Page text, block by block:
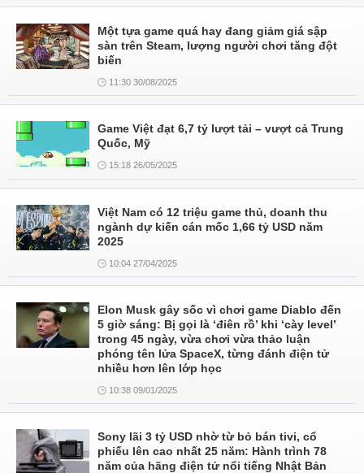
Một tựa game quá hay đang giảm giá sập
sàn trên Steam, lượng người chơi tăng đột
biến
11:30 30/08/2025
Game Việt đạt 6,7 tỷ lượt tải – vượt cả Trung
Quốc, Mỹ
15:18 26/05/2025
Việt Nam có 12 triệu game thủ, doanh thu
ngành dự kiến cán mốc 1,66 tỷ USD năm
2025
10:04 27/04/2025
Elon Musk gây sốc vì chơi game Diablo đến
5 giờ sáng: Bị gọi là ‘điên rồ’ khi ‘cày level’
trong 45 ngày, vừa chơi vừa thảo luận
phóng tên lửa SpaceX, từng đánh điện tử
nhiều hơn lên lớp học
10:38 09/01/2025
Sony lãi 3 tỷ USD nhờ từ bỏ bán tivi, cổ
phiếu lên cao nhất 25 năm: Hành trình 78
năm của hãng điện tử nổi tiếng Nhật Bản